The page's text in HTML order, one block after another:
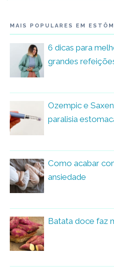
MAIS POPULARES EM
6 dicas para
grandes
Ozempic e
paralisia
Como acabar
ansiedade
Batata doce faz